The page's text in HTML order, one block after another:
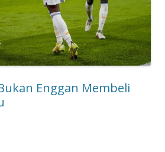
Enggan Membeli